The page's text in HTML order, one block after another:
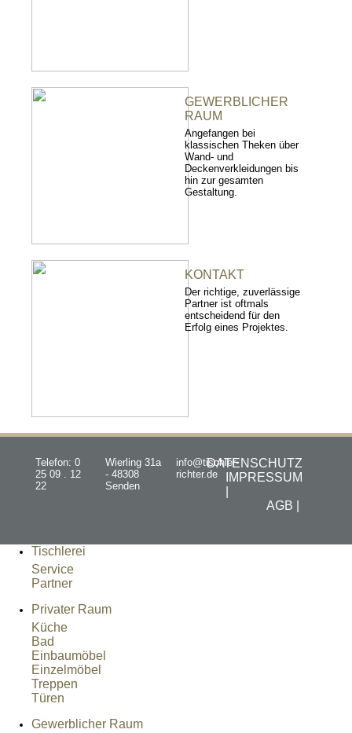
GEWERBLICHER
RAUM
Angefangen bei
klassischen Theken über
Wand- und
Deckenverkleidungen bis
hin zur gesamten
Gestaltung.
KONTAKT
Der richtige, zuverlässige
Partner ist oftmals
entscheidend für den
Erfolg eines Projektes.
Telefon: 0
25 09 . 12
22
Wierling 31a
- 48308
Senden
info@tischler-
richter.de
DATENSCHUTZ
IMPRESSUM
AGB |
Tischlerei
Service
Partner
Privater Raum
Küche
Bad
Einbaumöbel
Einzelmöbel
Treppen
Türen
Gewerblicher Raum